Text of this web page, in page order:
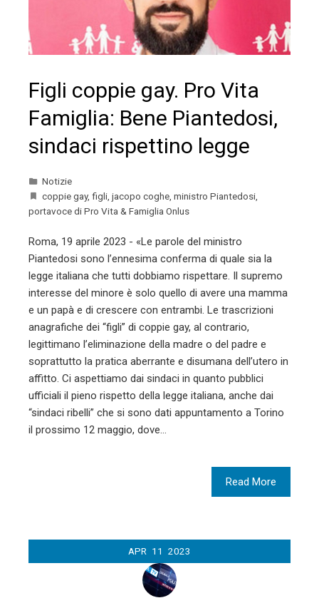
Figli coppie gay. Pro Vita
Famiglia: Bene Piantedosi,
sindaci rispettino legge
Notizie
coppie gay, figli jacopo coghe ministro Piantedosi
portavoce di Pro Vita & Famiglia Onlus
Roma, 19 aprile 2023 - «Le parole del ministro
Piantedosi sono l’ennesima conferma di quale sia la
legge italiana che tutti dobbiamo rispettare. Il supremo
interesse del minore è solo quello di avere una mamma
e un papà e di crescere con entrambi. Le trascrizioni
anagrafiche dei “figli” di coppie gay, al contrario,
legittimano l’eliminazione della madre o del padre e
soprattutto la pratica aberrante e disumana dell’utero in
affitto. Ci aspettiamo dai sindaci in quanto pubblici
ufficiali il pieno rispetto della legge italiana, anche dai
“sindaci ribelli” che si sono dati appuntamento a Torino
il prossimo 12 maggio, dove…
Read More
APR 11 2023